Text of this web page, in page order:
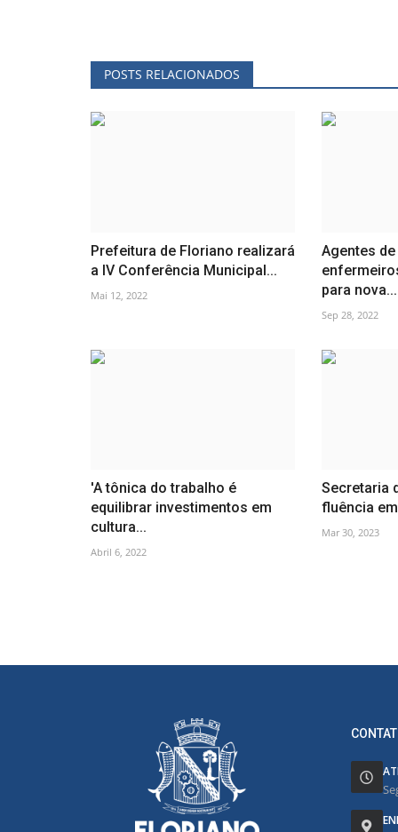
POSTS RELACIONADOS
Prefeitura de Floriano realizará
a IV Conferência Municipal...
Mai 12, 2022
Agentes
para nova...
Sep 28, 2022
'A tônica do trabalho é
equilibrar investimentos em
cultura...
Abril 6, 2022
Secretaria
fluência
Mar 30, 2023